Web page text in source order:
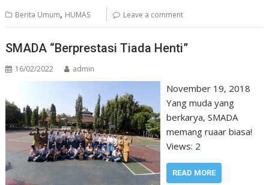
Berita Umum, HUMAS Leave a comment
SMADA “Berprestasi Tiada Henti”
16/02/2022 admin
November 19, 2018
Yang muda yang
berkarya, SMADA
memang ruaar biasa!
Views: 2
READ MORE